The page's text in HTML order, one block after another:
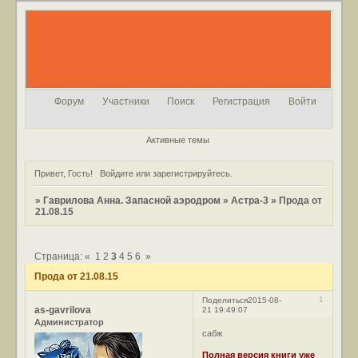
Форум Участники Поиск Регистрация Войти
Активные темы
Привет, Гость! Войдитеили зарегистрируйтесь.
» Гаврилова Анна. Запасной аэродром »Астра-3 » Прода от
21.08.15
Прода от 21.08.15
Страница:« 1 2 3 4 5 6 »
Поделиться 1
2015-08-
21 19:49:07
as-gavrilova
Администратор
сабж
Полная версия книги уже